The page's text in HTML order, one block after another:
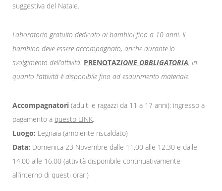
suggestiva del Natale.
Laboratorio gratuito dedicato ai bambini fino a 10 anni. Il
bambino deve essere accompagnato, anche durante lo
svolgimento dell’attività. PRENOTAZIONE OBBLIGATORIA, in
quanto l’attività è disponibile fino ad esaurimento materiale.
Accompagnatori (adulti e ragazzi da 11 a 17 anni): ingresso a
pagamento a questo LINK.
Luogo: Legnaia (ambiente riscaldato)
Data: Domenica 23 Novembre dalle 11.00 alle 12.30 e dalle
14.00 alle 16.00 (attività disponibile continuativamente
all’interno di questi orari)